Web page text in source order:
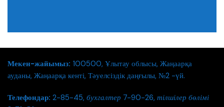
Мекен-жайымыз: 100500, Ұлытау облысы, Жаңаарқа
ауданы, Жаңаарқа кенті, Тәуелсіздік даңғылы, №2 -үй.
Телефондар: 2-85-45, бухгалтер 7-90-26, тілшілер бөлімі